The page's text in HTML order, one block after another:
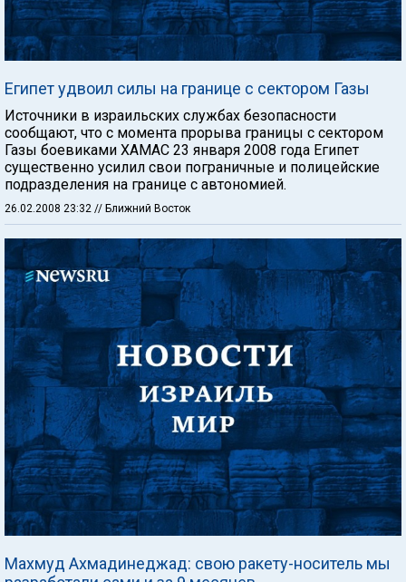
Египет удвоил силы на границе с сектором Газы
Источники в израильских службах безопасности
сообщают, что с момента прорыва границы с сектором
Газы боевиками ХАМАС 23 января 2008 года Египет
существенно усилил свои пограничные и полицейские
подразделения на границе с автономией.
26.02.2008 23:32 // Ближний Восток
Махмуд Ахмадинеджад: свою ракету-носитель мы